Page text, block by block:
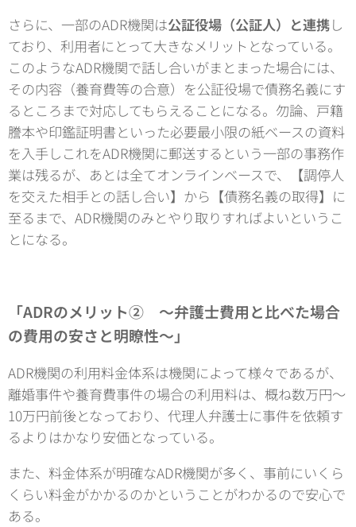
さらに、一部のADR機関は公証役場（公証人）と連携し
ており、利用者にとって大きなメリットとなっている。
このようなADR機関で話し合いがまとまった場合には、
その内容（養育費等の合意）を公証役場で債務名義にす
るところまで対応してもらえることになる。勿論、戸籍
謄本や印鑑証明書といった必要最小限の紙ベースの資料
を入手しこれをADR機関に郵送するという一部の事務作
業は残るが、あとは全てオンラインベースで、【調停人
を交えた相手との話し合い】から【債務名義の取得】に
至るまで、ADR機関のみとやり取りすればよいというこ
とになる。
「ADRのメリット② 〜弁護士費用と比べた場合
の費用の安さと明瞭性〜」
ADR機関の利用料金体系は機関によって様々であるが、
離婚事件や養育費事件の場合の利用料は、概ね数万円〜
10万円前後となっており、代理人弁護士に事件を依頼す
るよりはかなり安価となっている。
また、料金体系が明確なADR機関が多く、事前にいくら
くらい料金がかかるのかということがわかるので安心で
ある。